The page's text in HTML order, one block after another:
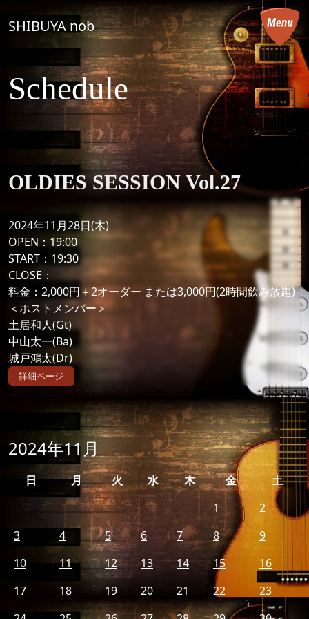
コンテンツへスキップ
メインナビゲーション
SHIBUYA nob
Schedule
OLDIES SESSION Vol.27
2024年11月28日(木)
OPEN：19:00
START：19:30
CLOSE：
料金：2,000円＋2オーダー または3,000円(2時間飲み放題)
＜ホストメンバー＞
土居和人(Gt)
中山太一(Ba)
城戸鴻太(Dr)
詳細ページ
2024年11月
日 月 火 水 木 金
土
1
2
3
4 5 6 7 8
9
10
11 12 13 14 15
16
17
18 19 20 21 22
23